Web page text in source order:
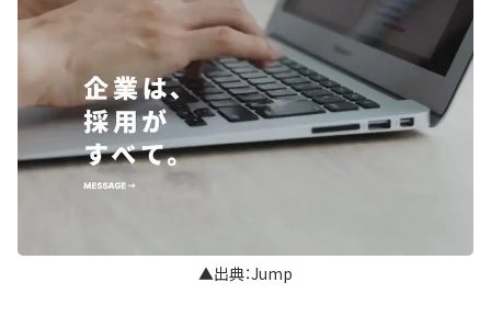
▲出典：Jump